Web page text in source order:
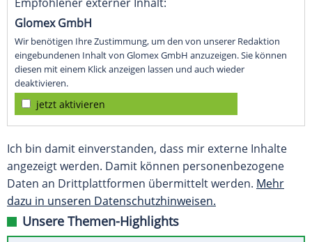
Glomex GmbH
Wir benötigen Ihre Zustimmung, um den von unserer Redaktion
eingebundenen Inhalt von Glomex GmbH anzuzeigen. Sie können
diesen mit einem Klick anzeigen lassen und auch wieder
deaktivieren.
jetzt aktivieren
Ich bin damit einverstanden, dass mir externe Inhalte
angezeigt werden. Damit können personenbezogene
Daten an Drittplattformen übermittelt werden. Mehr
dazu in unseren Datenschutzhinweisen.
Unsere Themen-Highlights